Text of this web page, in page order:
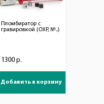
Пломбиратор с
гравировкой (ОХР, №..)
1300 р.
Добавить в корзину